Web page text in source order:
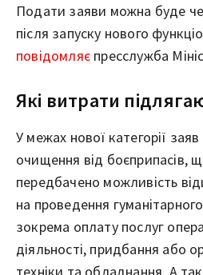
Подати заяви можна буде
після запуску нового
повідомляє пресслужба
Які витрати
У межах нової категорії
очищення від боєприпасів,
передбачено можливість
на проведення
зокрема оплату послуг
діяльності, придбання або